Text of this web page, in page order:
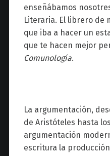
enseñábamos
Literaria. El librero de
que iba a hacer un
que te hacen mejor
Comunología.
La argumentación,
de Aristóteles hasta
argumentación
escritura la